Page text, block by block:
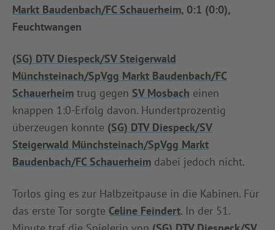
Markt Baudenbach/FC Schauerheim, 0:1 (0:0),
Feuchtwangen
(SG) DTV Diespeck/SV Steigerwald
Münchsteinach/SpVgg Markt Baudenbach/FC
Schauerheim trug gegen SV Mosbach einen
knappen 1:0-Erfolg davon. Hundertprozentig
überzeugen konnte (SG) DTV Diespeck/SV
Steigerwald Münchsteinach/SpVgg Markt
Baudenbach/FC Schauerheim dabei jedoch nicht.
Torlos ging es zur Halbzeitpause in die Kabinen. Für
das erste Tor sorgte Celine Feindert. In der 51.